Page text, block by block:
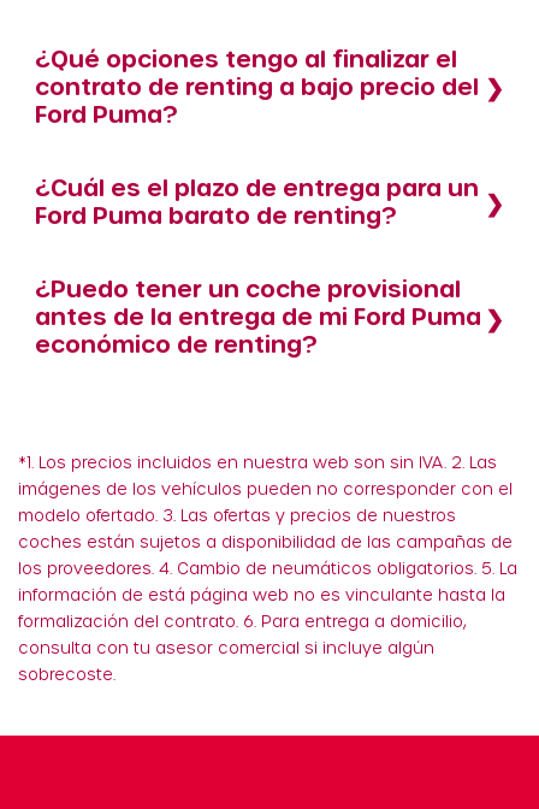
¿Qué opciones tengo al finalizar el
contrato de renting a bajo precio del
Ford Puma?
¿Cuál es el plazo de entrega para un
Ford Puma barato de renting?
¿Puedo tener un coche provisional
antes de la entrega de mi Ford Puma
económico de renting?
*1. Los precios incluidos en nuestra web son sin IVA. 2. Las
imágenes de los vehículos pueden no corresponder con el
modelo ofertado. 3. Las ofertas y precios de nuestros
coches están sujetos a disponibilidad de las campañas de
los proveedores. 4. Cambio de neumáticos obligatorios. 5. La
información de está página web no es vinculante hasta la
formalización del contrato. 6. Para entrega a domicilio,
consulta con tu asesor comercial si incluye algún
sobrecoste.